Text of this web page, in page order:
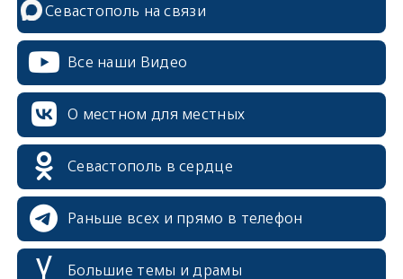
Севастополь на связи
Все наши Видео
О местном для местных
Севастополь в сердце
Раньше всех и прямо в телефон
Большие темы и драмы